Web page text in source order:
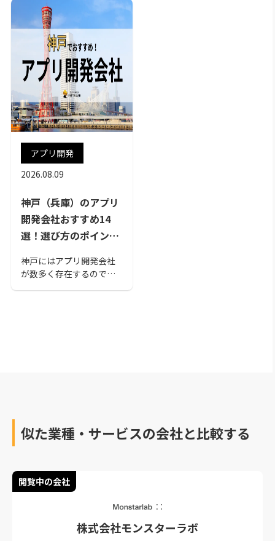
アプリ開発
2026.08.09
神戸（兵庫）のアプリ
開発会社おすすめ14
選！選び方のポイント
神戸にはアプリ開発会社
が数多く存在するので自
似た業種・サービスの会社と比較する
閲覧中の会社
株式会社モンスターラボ